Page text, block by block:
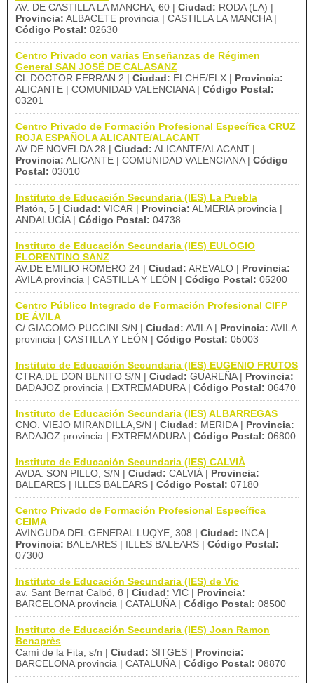
AV. DE CASTILLA LA MANCHA, 60 | Ciudad: RODA (LA) |
Provincia: ALBACETE provincia | CASTILLA LA MANCHA |
Código Postal: 02630
Centro Privado con varias Enseñanzas de Régimen
General SAN JOSÉ DE CALASANZ
CL DOCTOR FERRAN 2 | Ciudad: ELCHE/ELX | Provincia:
ALICANTE | COMUNIDAD VALENCIANA | Código Postal:
03201
Centro Privado de Formación Profesional Específica CRUZ
ROJA ESPAÑOLA ALICANTE/ALACANT
AV DE NOVELDA 28 | Ciudad: ALICANTE/ALACANT |
Provincia: ALICANTE | COMUNIDAD VALENCIANA | Código
Postal: 03010
Instituto de Educación Secundaria (IES) La Puebla
Platón, 5 | Ciudad: VICAR | Provincia: ALMERIA provincia |
ANDALUCÍA | Código Postal: 04738
Instituto de Educación Secundaria (IES) EULOGIO
FLORENTINO SANZ
AV.DE EMILIO ROMERO 24 | Ciudad: AREVALO | Provincia:
AVILA provincia | CASTILLA Y LEÓN | Código Postal: 05200
Centro Público Integrado de Formación Profesional CIFP
DE ÁVILA
C/ GIACOMO PUCCINI S/N | Ciudad: AVILA | Provincia: AVILA
provincia | CASTILLA Y LEÓN | Código Postal: 05003
Instituto de Educación Secundaria (IES) EUGENIO FRUTOS
CTRA.DE DON BENITO S/N | Ciudad: GUAREÑA | Provincia:
BADAJOZ provincia | EXTREMADURA | Código Postal: 06470
Instituto de Educación Secundaria (IES) ALBARREGAS
CNO. VIEJO MIRANDILLA,S/N | Ciudad: MERIDA | Provincia:
BADAJOZ provincia | EXTREMADURA | Código Postal: 06800
Instituto de Educación Secundaria (IES) CALVIÀ
AVDA. SON PILLO, S/N | Ciudad: CALVIÀ | Provincia:
BALEARES | ILLES BALEARS | Código Postal: 07180
Centro Privado de Formación Profesional Específica
CEIMA
AVINGUDA DEL GENERAL LUQYE, 308 | Ciudad: INCA |
Provincia: BALEARES | ILLES BALEARS | Código Postal:
07300
Instituto de Educación Secundaria (IES) de Vic
av. Sant Bernat Calbó, 8 | Ciudad: VIC | Provincia:
BARCELONA provincia | CATALUÑA | Código Postal: 08500
Instituto de Educación Secundaria (IES) Joan Ramon
Benaprès
Camí de la Fita, s/n | Ciudad: SITGES | Provincia:
BARCELONA provincia | CATALUÑA | Código Postal: 08870